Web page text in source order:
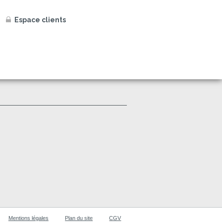
Espace clients
Mentions légales Plan du site CGV